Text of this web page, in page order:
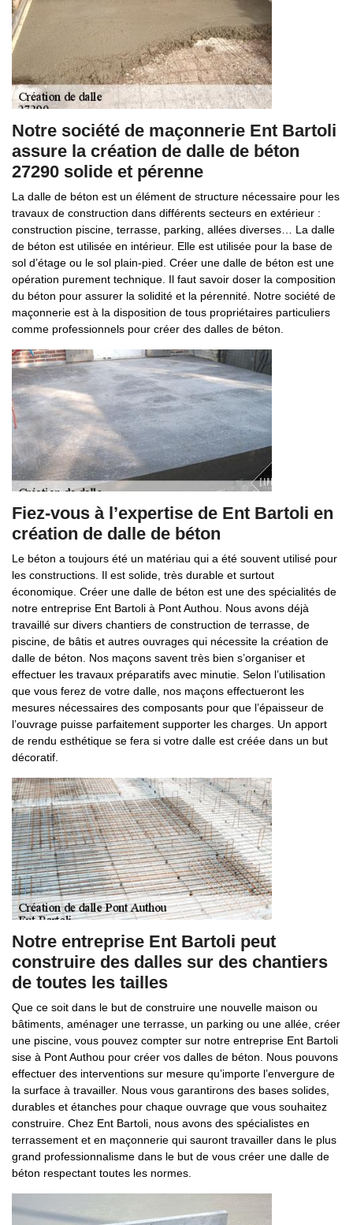
Notre société de maçonnerie Ent Bartoli
assure la création de dalle de béton
27290 solide et pérenne
La dalle de béton est un élément de structure nécessaire pour les
travaux de construction dans différents secteurs en extérieur :
construction piscine, terrasse, parking, allées diverses… La dalle
de béton est utilisée en intérieur. Elle est utilisée pour la base de
sol d’étage ou le sol plain-pied. Créer une dalle de béton est une
opération purement technique. Il faut savoir doser la composition
du béton pour assurer la solidité et la pérennité. Notre société de
maçonnerie est à la disposition de tous propriétaires particuliers
comme professionnels pour créer des dalles de béton.
Fiez-vous à l’expertise de Ent Bartoli en
création de dalle de béton
Le béton a toujours été un matériau qui a été souvent utilisé pour
les constructions. Il est solide, très durable et surtout
économique. Créer une dalle de béton est une des spécialités de
notre entreprise Ent Bartoli à Pont Authou. Nous avons déjà
travaillé sur divers chantiers de construction de terrasse, de
piscine, de bâtis et autres ouvrages qui nécessite la création de
dalle de béton. Nos maçons savent très bien s’organiser et
effectuer les travaux préparatifs avec minutie. Selon l’utilisation
que vous ferez de votre dalle, nos maçons effectueront les
mesures nécessaires des composants pour que l’épaisseur de
l’ouvrage puisse parfaitement supporter les charges. Un apport
de rendu esthétique se fera si votre dalle est créée dans un but
décoratif.
Notre entreprise Ent Bartoli peut
construire des dalles sur des chantiers
de toutes les tailles
Que ce soit dans le but de construire une nouvelle maison ou
bâtiments, aménager une terrasse, un parking ou une allée, créer
une piscine, vous pouvez compter sur notre entreprise Ent Bartoli
sise à Pont Authou pour créer vos dalles de béton. Nous pouvons
effectuer des interventions sur mesure qu’importe l’envergure de
la surface à travailler. Nous vous garantirons des bases solides,
durables et étanches pour chaque ouvrage que vous souhaitez
construire. Chez Ent Bartoli, nous avons des spécialistes en
terrassement et en maçonnerie qui sauront travailler dans le plus
grand professionnalisme dans le but de vous créer une dalle de
béton respectant toutes les normes.